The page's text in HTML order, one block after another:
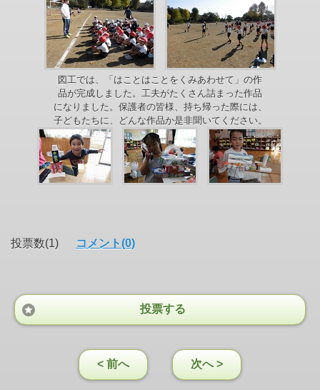
図工では、「はことはことをくみあわせて」の作
品が完成しました。工夫がたくさん詰まった作品
になりました。保護者の皆様、持ち帰った際には、
子どもたちに、どんな作品か是非聞いてください。
投票数(1) コメント(0)
投票する
< 前へ 次へ >